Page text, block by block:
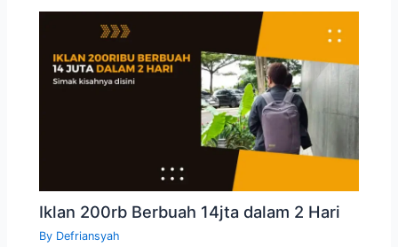
Iklan 200rb Berbuah 14jta dalam 2 Hari
By Defriansyah